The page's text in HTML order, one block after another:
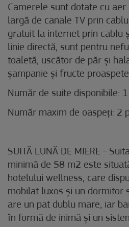
Camerele sunt dotate cu
largă de canale TV prin
gratuit la internet prin cablu
linie directă, sunt pentru
toaletă, uscător de păr și
șampanie și fructe
Număr de suite disponibile: 1
Număr maxim de oaspeți: 2
SUITĂ LUNĂ DE MIERE -
minimă de 58 m2 este
hotelului wellness, care
mobilat luxos și un dormitor
are un pat dublu mare, iar
în formă de inimă și un